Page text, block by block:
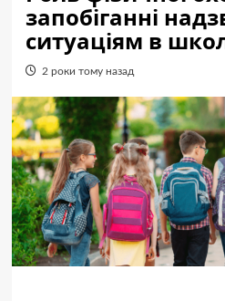
запобіганні
ситуаціям в
2 роки тому назад